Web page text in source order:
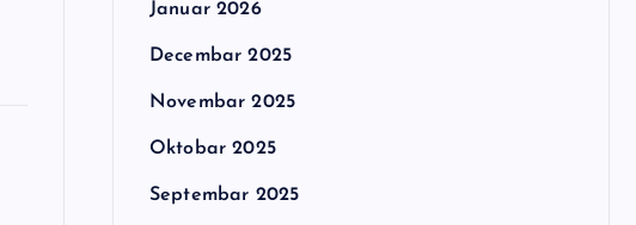
Januar 2026
Decembar 2025
Novembar 2025
Oktobar 2025
Septembar 2025